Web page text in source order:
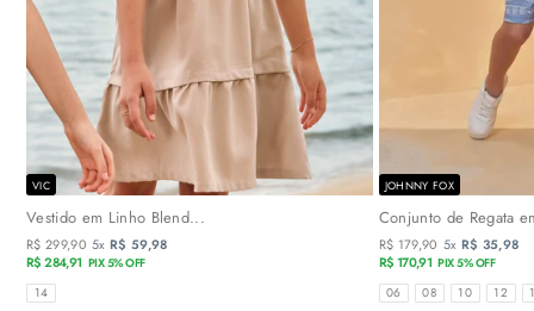
VIC
Vestido em Linho Blend...
R$ 299,90 5x R$ 59,98
R$ 284,91 PIX 5% OFF
TAMANHOS
14
JOHNNY FOX
Conjunto de Regata
R$ 179,90 5x R$ 35,98
R$ 170,91 PIX 5% OFF
TAMANHOS
06 08 10 12